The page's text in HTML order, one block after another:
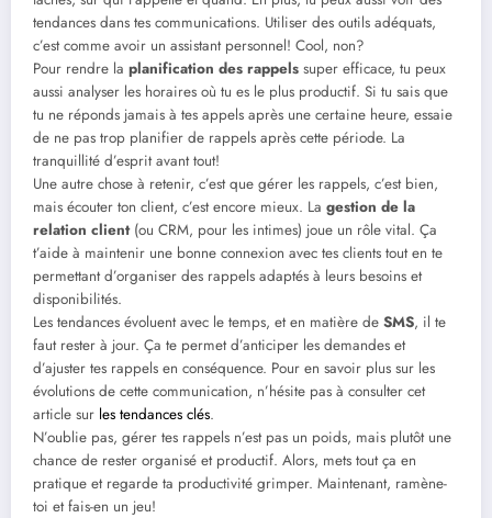
tendances dans tes communications. Utiliser des outils adéquats,
c’est comme avoir un assistant personnel! Cool, non?
Pour rendre la planification des rappels super efficace, tu peux
aussi analyser les horaires où tu es le plus productif. Si tu sais que
tu ne réponds jamais à tes appels après une certaine heure, essaie
de ne pas trop planifier de rappels après cette période. La
tranquillité d’esprit avant tout!
Une autre chose à retenir, c’est que gérer les rappels, c’est bien,
mais écouter ton client, c’est encore mieux. La gestion de la
relation client(ou CRM, pour les intimes) joue un rôle vital. Ça
t’aide à maintenir une bonne connexion avec tes clients tout en te
permettant d’organiser des rappels adaptés à leurs besoins et
disponibilités.
Les tendances évoluent avec le temps, et en matière de SMS, il te
faut rester à jour. Ça te permet d’anticiper les demandes et
d’ajuster tes rappels en conséquence. Pour en savoir plus sur les
évolutions de cette communication, n’hésite pas à consulter cet
article sur les tendances clés.
N’oublie pas, gérer tes rappels n’est pas un poids, mais plutôt une
chance de rester organisé et productif. Alors, mets tout ça en
pratique et regarde ta productivité grimper. Maintenant, ramène-
toi et fais-en un jeu!